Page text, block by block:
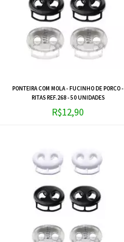
PONTEIRA COM MOLA - FUCINHO DE PORCO -
RITAS REF.268 - 50 UNIDADES
R$12,90